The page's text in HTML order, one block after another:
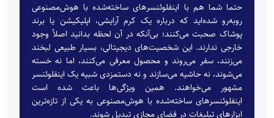
حتما شما هم با اینفلوئنسر‌های ساخته‌شده با هوش‌مصنوعی
روبه‌رو شده‌اید که درباره یک کرم آرایشی، اپلیکیشن یا برند
پوشاک صحبت می‌کنند؛ بی‌آنکه در آن لحظه بدانید اصلاً وجود
خارجی ندارند. این شخصیت‌های دیجیتالی، بسیار طبیعی لبخند
می‌زنند، سفر می‌روند و محصول معرفی می‌کنند، اما نه خسته
می‌شوند، نه حاشیه می‌سازند و نه دستمزدی شبیه یک اینفلوئنسر
مشهور می‌خواهند. همین ویژگی‌ها باعث شده است
اینفلوئنسر‌های ساخته‌شده با هوش‌مصنوعی به یکی از تازه‌ترین
ابزار‌های تبلیغات در فضای مجازی تبدیل شوند.